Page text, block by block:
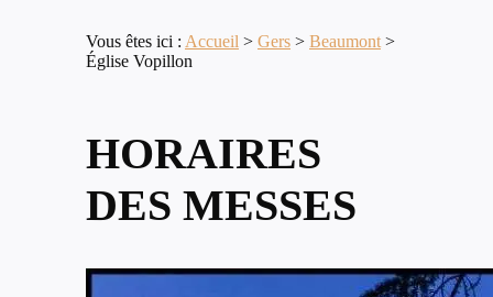
Vous êtes ici : Accueil > Gers > Beaumont >
Église Vopillon
HORAIRES
DES MESSES